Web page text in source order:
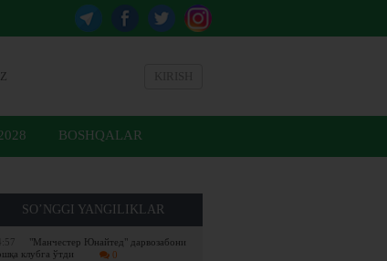
BOSHQALAR
SO’NGGI YANGILIKLAR
"Манчестер Юнайтед" дарвозабони
клубга ўтди
0